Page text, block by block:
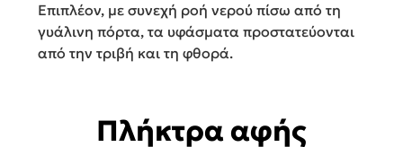
Επιπλέον, με συνεχή ροή νερού πίσω από τη
γυάλινη πόρτα, τα υφάσματα προστατεύονται
από την τριβή και τη φθορά.
Πλήκτρα αφής